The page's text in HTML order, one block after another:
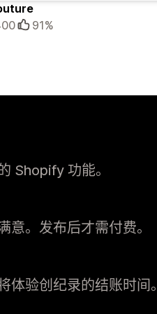
91%
Shopify 功能。
意。发布后才需付费。
体验创纪录的结账时间。